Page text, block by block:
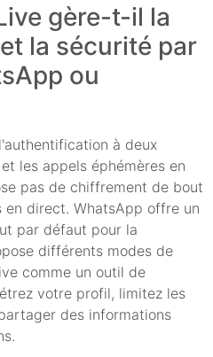
gère-t-il la
la sécurité par
ou
à deux
les appels éphémères en
pas de chiffrement de bout
direct. WhatsApp offre un
par défaut pour la
différents modes de
comme un outil de
votre profil, limitez les
des informations